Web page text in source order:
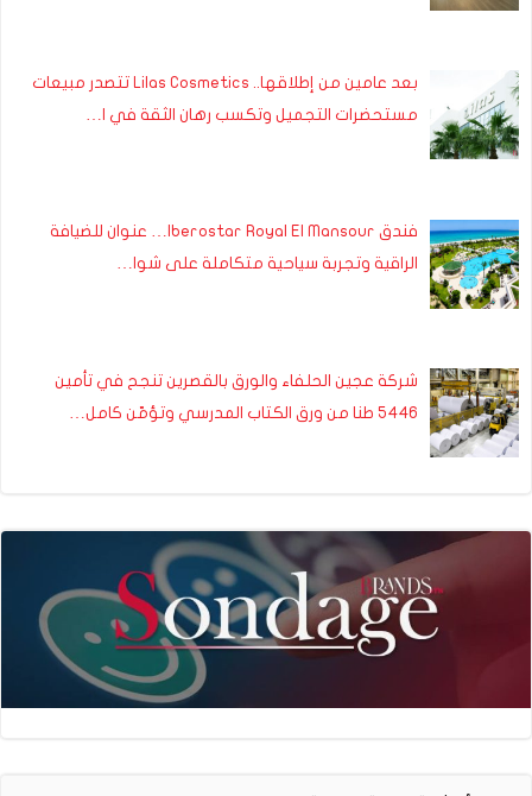
بعد عامين من إطلاقها.. Lilas Cosmetics تتصدر مبيعات
مستحضرات التجميل وتكسب رهان الثقة في ا…
فندق Iberostar Royal El Mansour… عنوان للضيافة
الراقية وتجربة سياحية متكاملة على شوا…
شركة عجين الحلفاء والورق بالقصرين تنجح في تأمين
5446 طنا من ورق الكتاب المدرسي وتؤمّن كامل…